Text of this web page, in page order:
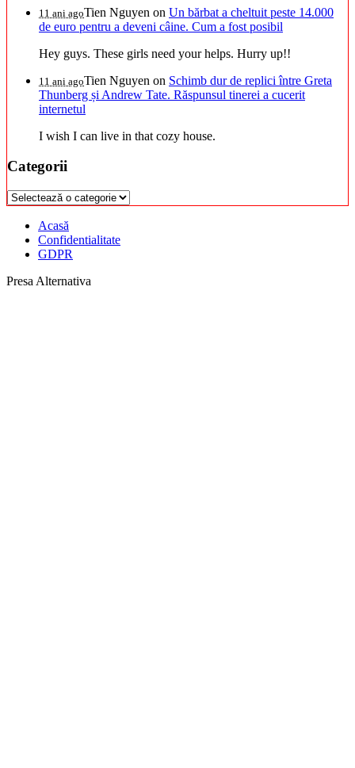
11 ani agoTien Nguyen on Un bărbat a cheltuit peste 14.000
de euro pentru a deveni câine. Cum a fost posibil
Hey guys. These girls need your helps. Hurry up!!
11 ani agoTien Nguyen on Schimb dur de replici între Greta
Thunberg și Andrew Tate. Răspunsul tinerei a cucerit
internetul
I wish I can live in that cozy house.
Categorii
Categorii
Acasă
Confidentialitate
GDPR
Presa Alternativa